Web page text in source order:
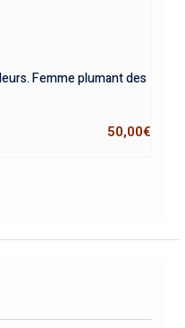
Femme plumant des
50,00€